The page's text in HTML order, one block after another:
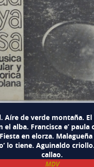
Aíre de verde montaña.
el alba. Francisca e’ paula
en elorza.
lo tiene. Aguinaldo
callao.
MDV